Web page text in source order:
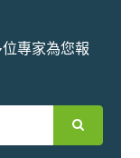
專家為您報